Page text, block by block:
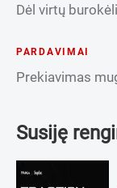
Dėl virtų
PARDAVIMAI
Prekiavimas
Susiję